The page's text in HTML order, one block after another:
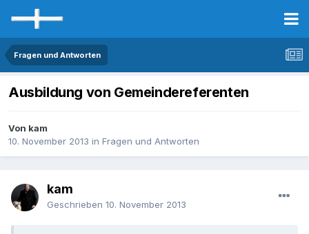
Fragen und Antworten
Ausbildung von Gemeindereferenten
Von kam
10. November 2013 in Fragen und Antworten
kam
Geschrieben 10. November 2013